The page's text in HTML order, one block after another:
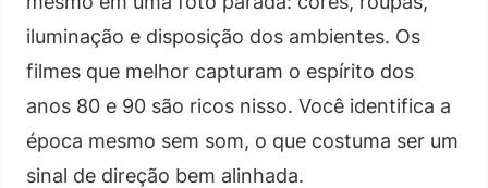
iluminação e disposição dos ambientes. Os
filmes que melhor capturam o espírito dos
anos 80 e 90 são ricos nisso. Você identifica a
época mesmo sem som, o que costuma ser um
sinal de direção bem alinhada.